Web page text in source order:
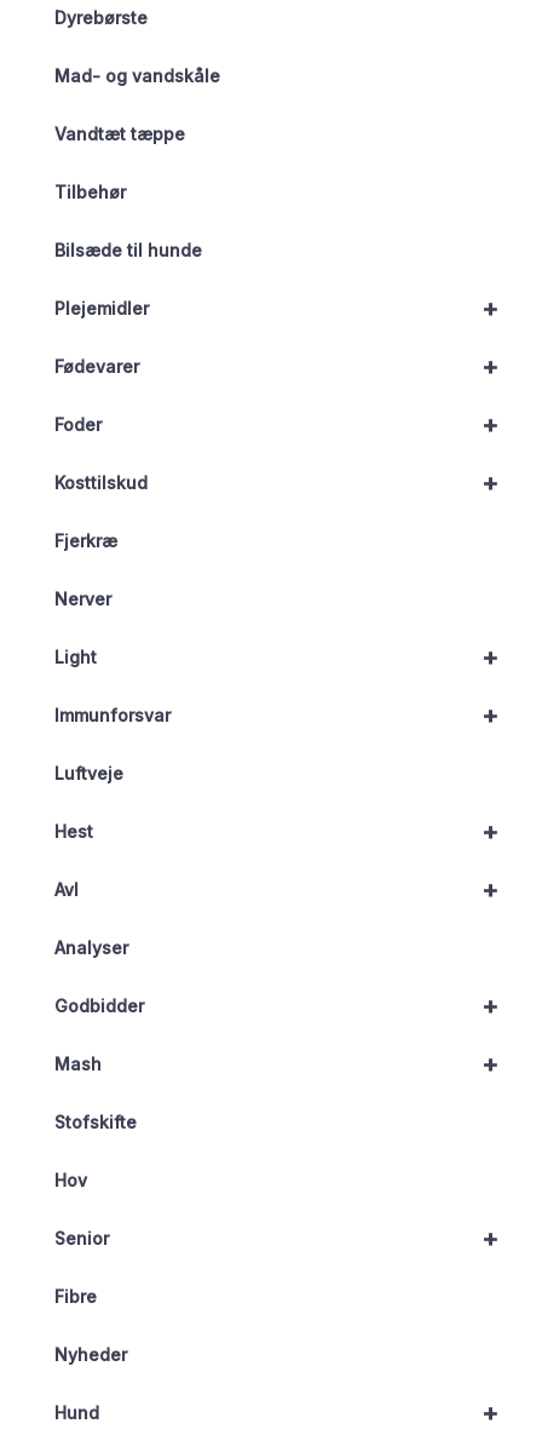
Dyrebørste
Mad- og vandskåle
Vandtæt tæppe
Tilbehør
Bilsæde til hunde
+
Plejemidler
+
Fødevarer
+
Foder
+
Kosttilskud
Fjerkræ
Nerver
+
Light
+
Immunforsvar
Luftveje
+
Hest
+
Avl
Analyser
+
Godbidder
+
Mash
Stofskifte
Hov
+
Senior
Fibre
Nyheder
+
Hund